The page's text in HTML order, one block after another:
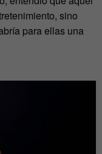
sino
para ellas una